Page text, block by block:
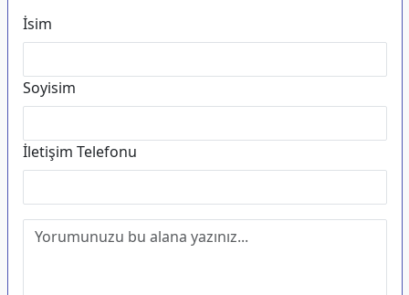
İsim
Soyisim
İletişim Telefonu